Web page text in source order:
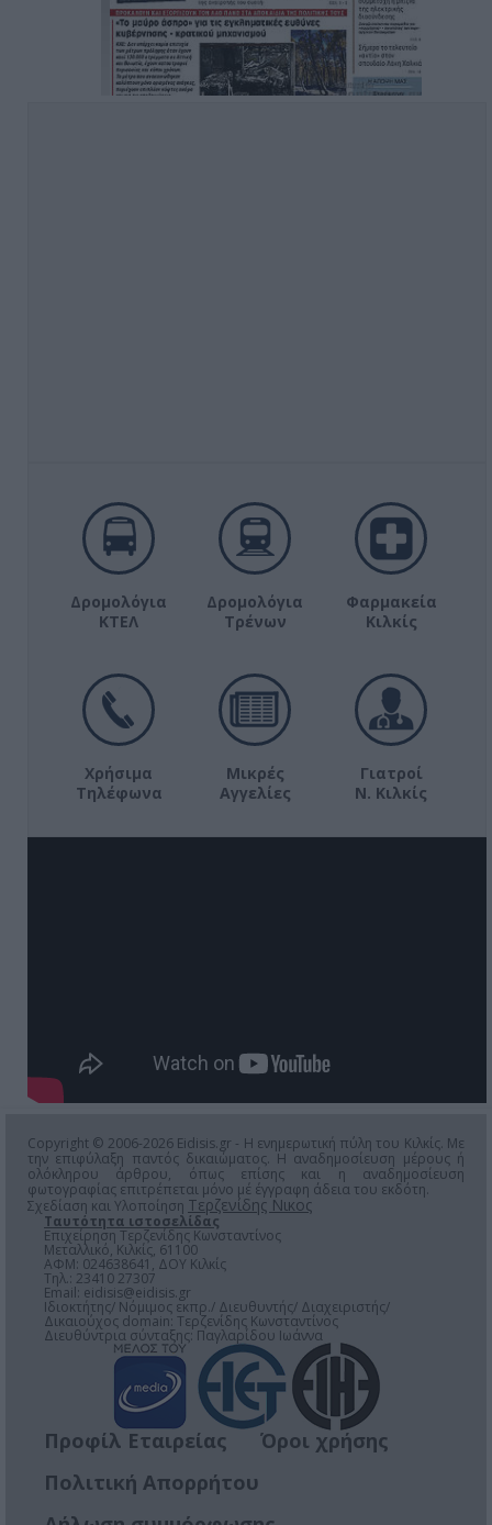
Δρομολόγια
ΚΤΕΛ
Δρομολόγια
Τρένων
Φαρμακεία
Κιλκίς
Χρήσιμα
Τηλέφωνα
Μικρές
Αγγελίες
Γιατροί
Ν. Κιλκίς
Copyright © 2006-2026 Eidisis.gr - Η ενημερωτική πύλη του Κιλκίς. Με
την επιφύλαξη παντός δικαιώματος. Η αναδημοσίευση μέρους ή
ολόκληρου άρθρου, όπως επίσης και η αναδημοσίευση
φωτογραφίας επιτρέπεται μόνο μέ έγγραφη άδεια του εκδότη.
Σχεδίαση και Υλοποίηση Τερζενίδης Νικος
Ταυτότητα ιστοσελίδας
Επιχείρηση Τερζενίδης Κωνσταντίνος
Μεταλλικό, Κιλκίς, 61100
ΑΦΜ: 024638641, ΔΟΥ Κιλκίς
Τηλ.: 23410 27307
Email: eidisis@eidisis.gr
Ιδιοκτήτης/ Νόμιμος εκπρ./ Διευθυντής/ Διαχειριστής/
Δικαιούχος domain: Τερζενίδης Κωνσταντίνος
Διευθύντρια σύνταξης: Παγλαρίδου Ιωάννα
Προφίλ Εταιρείας
Όροι χρήσης
Πολιτική Απορρήτου